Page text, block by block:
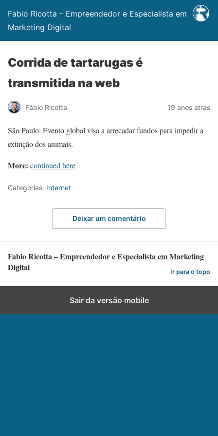
Fabio Ricotta – Empreendedor e Especialista em
Marketing Digital
Corrida de tartarugas é
transmitida na web
Fábio Ricotta 19 anos atrás
São Paulo: Evento global visa a arrecadar fundos para impedir a
extinção dos animais.
More: continued here
Categorias: Internet
Deixar um comentário
Fabio Ricotta – Empreendedor e Especialista em Marketing
Digital
Ir para o topo
Sair da versão mobile